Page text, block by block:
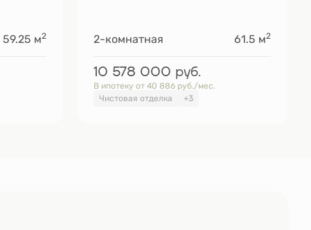
59.25 м2 2-комнатная 61.5 м2
10 578 000 руб.
В ипотеку от 40 886 руб./мес.
Чистовая отделка
+3